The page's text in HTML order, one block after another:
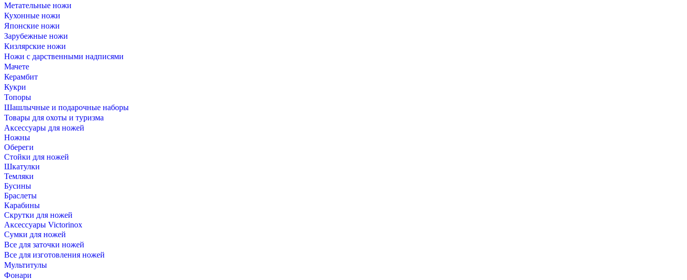
Метательные ножи
Кухонные ножи
Японские ножи
Зарубежные ножи
Кизлярские ножи
Ножи с дарственными надписями
Мачете
Керамбит
Кукри
Топоры
Шашлычные и подарочные наборы
Товары для охоты и туризма
Аксессуары для ножей
Ножны
Обереги
Стойки для ножей
Шкатулки
Темляки
Бусины
Браслеты
Карабины
Скрутки для ножей
Аксессуары Victorinox
Сумки для ножей
Все для заточки ножей
Все для изготовления ножей
Мультитулы
Фонари